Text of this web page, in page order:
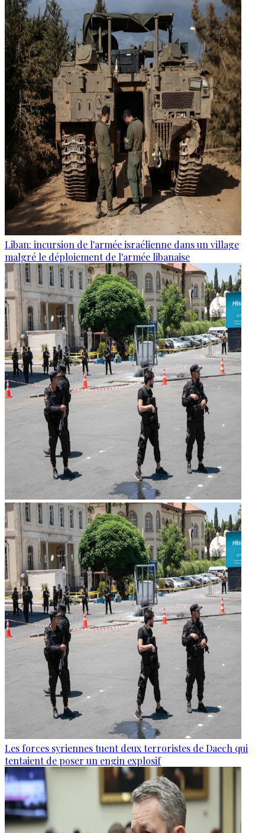
Liban: incursion de l'armée israélienne dans un village
malgré le déploiement de l'armée libanaise
Les forces syriennes tuent deux terroristes de Daech qui
tentaient de poser un engin explosif